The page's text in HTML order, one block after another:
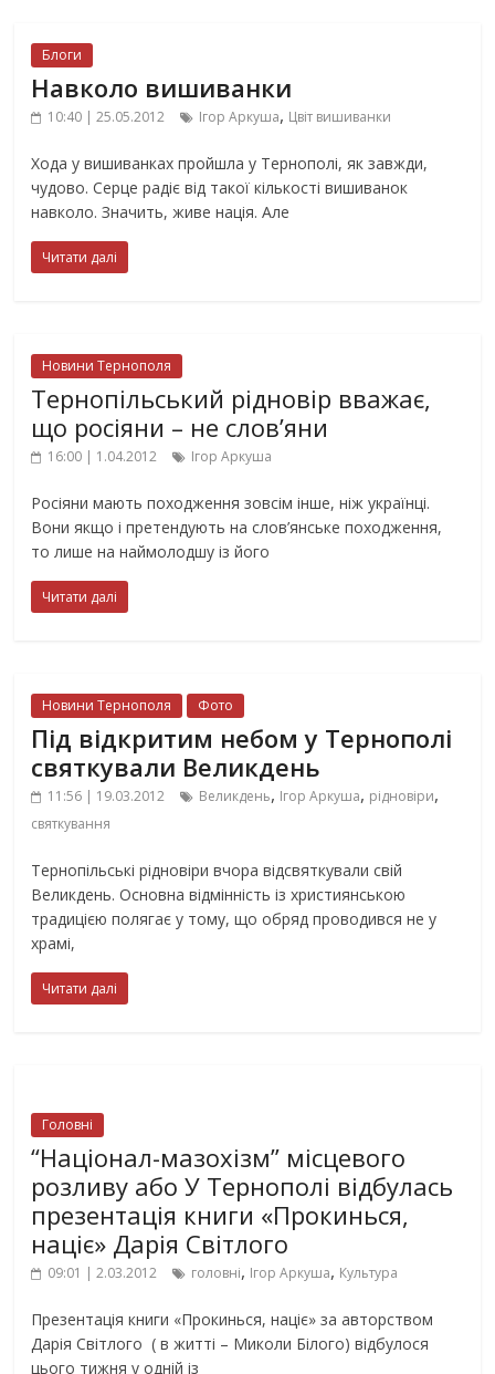
Блоги
Навколо вишиванки
10:40 | 25.05.2012 Ігор Аркуша, Цвіт вишиванки
Хода у вишиванках пройшла у Тернополі, як завжди,
чудово. Серце радіє від такої кількості вишиванок
навколо. Значить, живе нація. Але
Читати далі
Новини Тернополя
Тернопільський рідновір вважає,
що росіяни – не слов’яни
16:00 | 1.04.2012 Ігор Аркуша
Росіяни мають походження зовсім інше, ніж українці.
Вони якщо і претендують на слов’янське походження,
то лише на наймолодшу із його
Читати далі
Новини Тернополя Фото
Під відкритим небом у Тернополі
святкували Великдень
11:56 | 19.03.2012 Великдень, Ігор Аркуша, рідновіри,
святкування
Тернопільські рідновіри вчора відсвяткували свій
Великдень. Основна відмінність із християнською
традицією полягає у тому, що обряд проводився не у
храмі,
Читати далі
Головні
“Націонал-мазохізм” місцевого
розливу або У Тернополі відбулась
презентація книги «Прокинься,
націє» Дарія Світлого
09:01 | 2.03.2012 головні, Ігор Аркуша, Культура
Презентація книги «Прокинься, націє» за авторством
Дарія Світлого ( в житті – Миколи Білого) відбулося
цього тижня у одній із